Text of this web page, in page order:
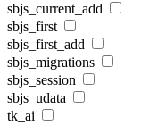
sbjs_current_add
sbjs_first
sbjs_first_add
sbjs_migrations
sbjs_session
sbjs_udata
tk_ai